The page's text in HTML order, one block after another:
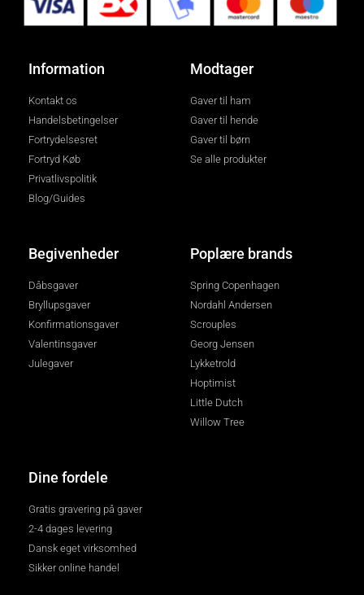
Information
Kontakt os
Handelsbetingelser
Fortrydelsesret
Fortryd Køb
Privatlivspolitik
Blog/Guides
Modtager
Gaver til ham
Gaver til hende
Gaver til børn
Se alle produkter
Begivenheder
Dåbsgaver
Bryllupsgaver
Konfirmationsgaver
Valentinsgaver
Julegaver
Poplære brands
Spring Copenhagen
Nordahl Andersen
Scrouples
Georg Jensen
Lykketrold
Hoptimist
Little Dutch
Willow Tree
Dine fordele
Gratis gravering på gaver
2-4 dages levering
Dansk eget virksomhed
Sikker online handel